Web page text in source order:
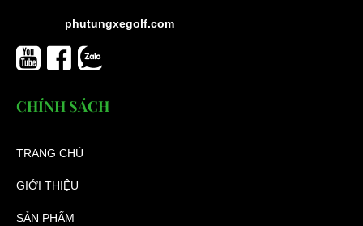
phutungxegolf.com
CHÍNH SÁCH
TRANG CHỦ
GIỚI THIỆU
SẢN PHẨM